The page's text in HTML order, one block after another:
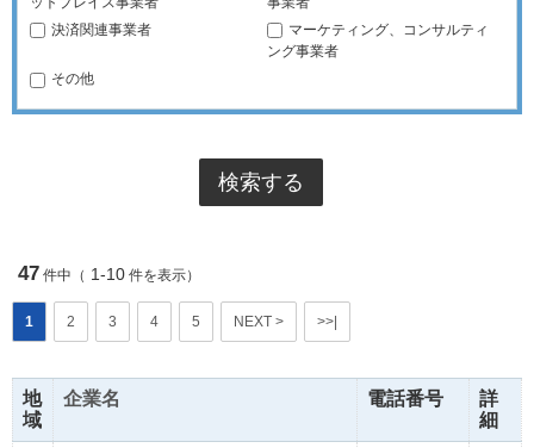
決済関連事業者
マーケティング、コンサルティ
ング事業者
その他
47 件中（ 1-10 件を表示）
1 2 3 4 5 NEXT > >>|
地
域
企業名 電話番号
詳
細